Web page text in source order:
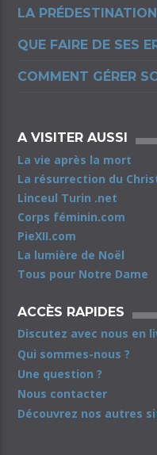
LA
QUE FAIRE DE SES
COMMENT GÉRER
A VISITER AUSSI
La vie après la mort
La résurrection du
Linceul Turin .net
Corps féminin.com
PieXII.com
La lumière de Noël
Tous pour Notre Dame
ACCÈS RAPIDES
Discutez avec nous en
Qui sommes-nous ?
Une question ?
Nous contacter
Découvrez nos autres